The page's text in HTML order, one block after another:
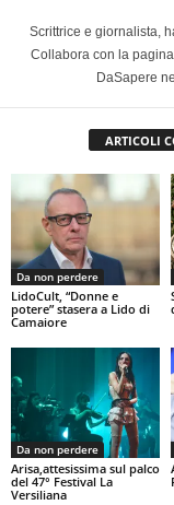
Scrittrice e giornalista,
Collabora con la
DaSapere
ARTICOLI
Da non perdere
LidoCult, “Donne e
potere” stasera a Lido di
Camaiore
Da non perdere
Arisa,attesissima sul palco
del 47° Festival La
Versiliana